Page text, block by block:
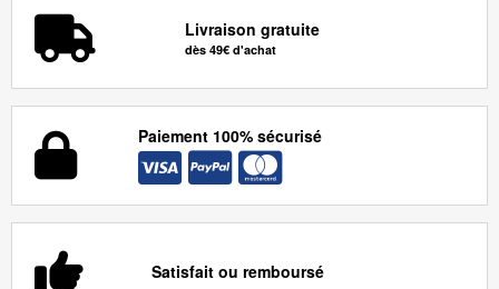
Livraison gratuite
dès 49€ d'achat
Paiement 100% sécurisé
Satisfait ou remboursé